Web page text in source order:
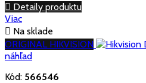
 Detaily produktu
Viac
 Na sklade
ORIGINAL HIKVISION
náhľad
Kód: 566546